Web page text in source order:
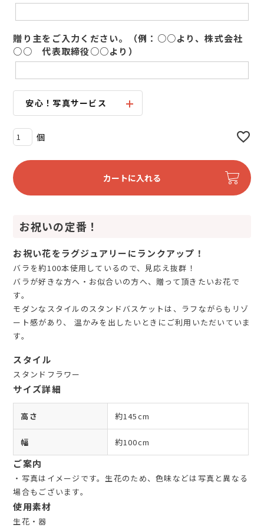
贈り主をご入力ください。（例：○○より、株式会社
○○ 代表取締役○○より）
安心！写真サービス
カートに入れる
お祝いの定番！
お祝い花をラグジュアリーにランクアップ！
バラを約100本使用しているので、見応え抜群！
バラが好きな方へ・お似合いの方へ、贈って頂きたいお花で
す。
モダンなスタイルのスタンドバスケットは、ラフながらもリゾ
ート感があり、 温かみを出したいときにご利用いただいていま
す。
スタイル
スタンドフラワー
サイズ詳細
高さ 約145cm
幅 約100cm
ご案内
・写真はイメージです。生花のため、色味などは写真と異なる
場合もございます。
使用素材
生花・器